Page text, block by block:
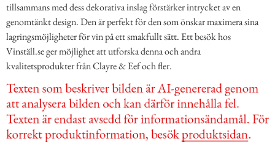
tillsammans med dess dekorativa inslag förstärker intrycket av en
genomtänkt design. Den är perfekt för den som önskar maximera sina
lagringsmöjligheter för vin på ett smakfullt sätt. Ett besök hos
Vinställ.se ger möjlighet att utforska denna och andra
kvalitetsprodukter från Clayre & Eef och fler.